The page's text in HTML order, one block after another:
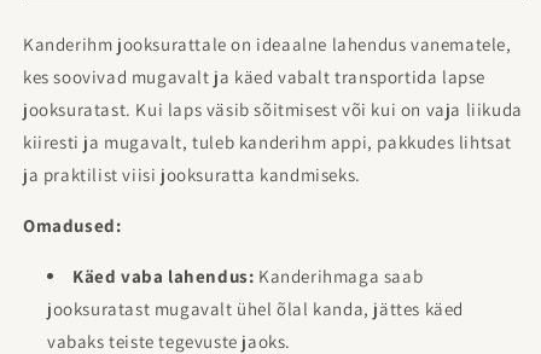
Kanderihm jooksurattale on ideaalne lahendus vanematele,
kes soovivad mugavalt ja käed vabalt transportida lapse
jooksuratast. Kui laps väsib sõitmisest või kui on vaja liikuda
kiiresti ja mugavalt, tuleb kanderihm appi, pakkudes lihtsat
ja praktilist viisi jooksuratta kandmiseks.
Omadused:
Käed vaba lahendus: Kanderihmaga saab
jooksuratast mugavalt ühel õlal kanda, jättes käed
vabaks teiste tegevuste jaoks.